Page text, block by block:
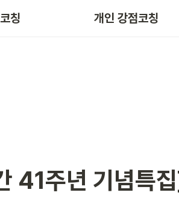
칭 개인 강점코칭
41주년 기념